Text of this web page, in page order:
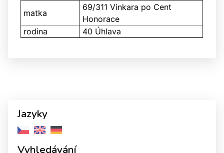
matka
69/311 Vinkara po Cent
Honorace
rodina
40 Úhlava
Jazyky
Vyhledávání